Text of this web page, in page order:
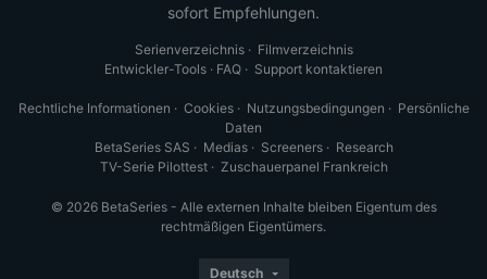
sofort Empfehlungen.
Serienverzeichnis· Filmverzeichnis
Entwickler-Tools · FAQ · Support kontaktieren
Rechtliche Informationen · Cookies· Nutzungsbedingungen · Persönliche
Daten
BetaSeries SAS · Medias· Screeners· Research
TV-Serie Pilottest· Zuschauerpanel Frankreich
© 2026 BetaSeries - Alle externen Inhalte bleiben Eigentum des
rechtmäßigen Eigentümers.
Deutsch